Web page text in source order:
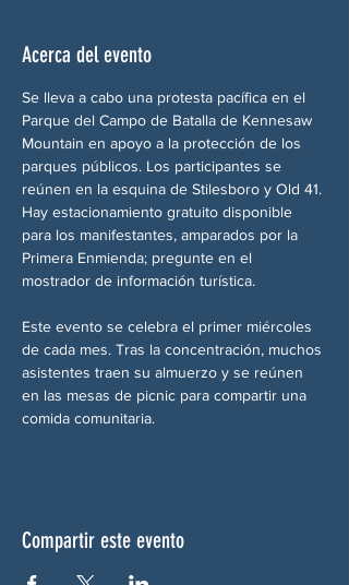
Acerca del evento
Se lleva a cabo una protesta pacífica en el
Parque del Campo de Batalla de Kennesaw
Mountain en apoyo a la protección de los
parques públicos. Los participantes se
reúnen en la esquina de Stilesboro y Old 41.
Hay estacionamiento gratuito disponible
para los manifestantes, amparados por la
Primera Enmienda; pregunte en el
mostrador de información turística.
Este evento se celebra el primer miércoles
de cada mes. Tras la concentración, muchos
asistentes traen su almuerzo y se reúnen
en las mesas de picnic para compartir una
comida comunitaria.
Compartir este evento